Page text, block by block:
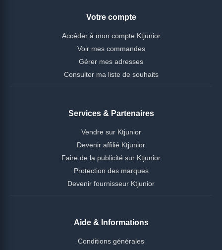
Votre compte
Accéder à mon compte Ktjunior
Voir mes commandes
Gérer mes adresses
Consulter ma liste de souhaits
Services & Partenaires
Vendre sur Ktjunior
Devenir affilié Ktjunior
Faire de la publicité sur Ktjunior
Protection des marques
Devenir fournisseur Ktjunior
Aide & Informations
Conditions générales